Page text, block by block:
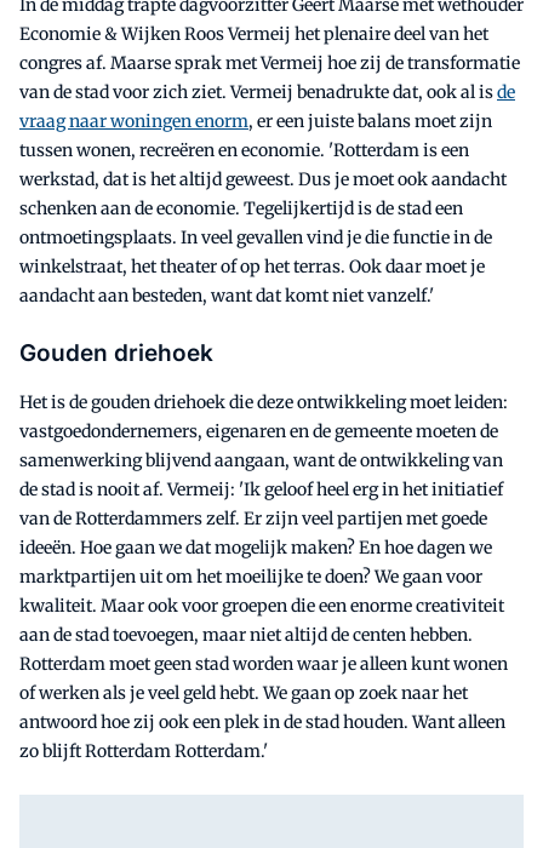
In de middag trapte dagvoorzitter Geert Maarse met wethouder
Economie & Wijken Roos Vermeij het plenaire deel van het
congres af. Maarse sprak met Vermeij hoe zij de transformatie
van de stad voor zich ziet. Vermeij benadrukte dat, ook al isde
vraag naar woningen enorm, er een juiste balans moet zijn
tussen wonen, recreëren en economie. 'Rotterdam is een
werkstad, dat is het altijd geweest. Dus je moet ook aandacht
schenken aan de economie. Tegelijkertijd is de stad een
ontmoetingsplaats. In veel gevallen vind je die functie in de
winkelstraat, het theater of op het terras. Ook daar moet je
aandacht aan besteden, want dat komt niet vanzelf.'
Gouden driehoek
Het is de gouden driehoek die deze ontwikkeling moet leiden:
vastgoedondernemers, eigenaren en de gemeente moeten de
samenwerking blijvend aangaan, want de ontwikkeling van
de stad is nooit af. Vermeij: 'Ik geloof heel erg in het initiatief
van de Rotterdammers zelf. Er zijn veel partijen met goede
ideeën. Hoe gaan we dat mogelijk maken? En hoe dagen we
marktpartijen uit om het moeilijke te doen? We gaan voor
kwaliteit. Maar ook voor groepen die een enorme creativiteit
aan de stad toevoegen, maar niet altijd de centen hebben.
Rotterdam moet geen stad worden waar je alleen kunt wonen
of werken als je veel geld hebt. We gaan op zoek naar het
antwoord hoe zij ook een plek in de stad houden. Want alleen
zo blijft Rotterdam Rotterdam.'